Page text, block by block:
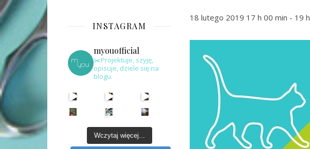
INSTAGRAM
myouofficial
✂️Projektuje, szyję,
opisuje, dziele się na
blogu.
Wczytaj więcej...
18 lutego 2019 17 h 00 min - 19